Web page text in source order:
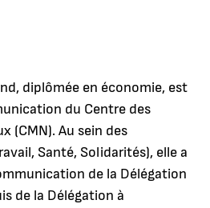
diplômée en économie, est
du Centre des
(CMN). Au sein des
Santé, Solidarités), elle a
de la Délégation
de la Délégation à